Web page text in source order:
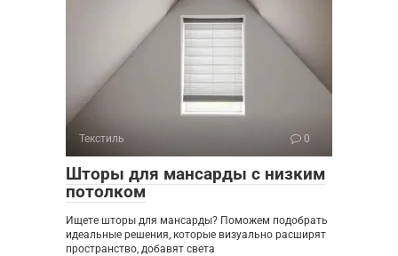
Текстиль 0
Шторы для мансарды с низким
потолком
Ищете шторы для мансарды? Поможем подобрать
идеальные решения, которые визуально расширят
пространство, добавят света